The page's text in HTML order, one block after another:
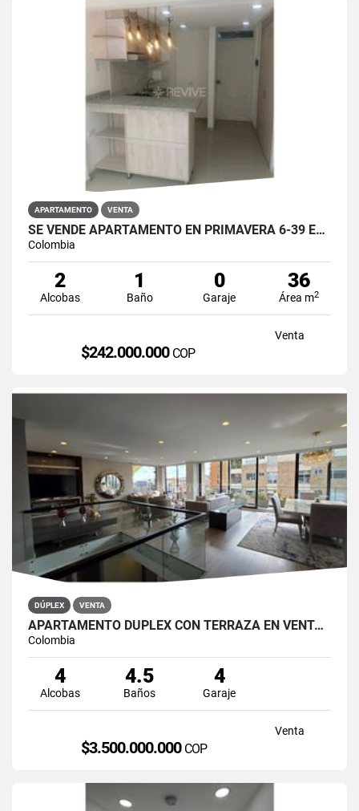
APARTAMENTO VENTA
SE VENDE APARTAMENTO EN PRIMAVERA 6-39 ET 2 PUENTE ARANDA
Colombia
2
Alcobas
1
Baño
0
Garaje
36
Área m2
Venta
$242.000.000 COP
DÚPLEX VENTA
APARTAMENTO DÚPLEX CON TERRAZA EN VENTA BELLA SUIZA USAQUÉN BOGOTÁ
Colombia
4
Alcobas
4.5
Baños
4
Garaje
Venta
$3.500.000.000 COP